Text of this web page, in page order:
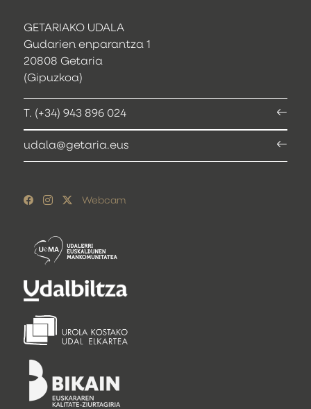
GETARIAKO UDALA
Gudarien enparantza 1
20808 Getaria
(Gipuzkoa)
T. (+34) 943 896 024
udala@getaria.eus
Webcam